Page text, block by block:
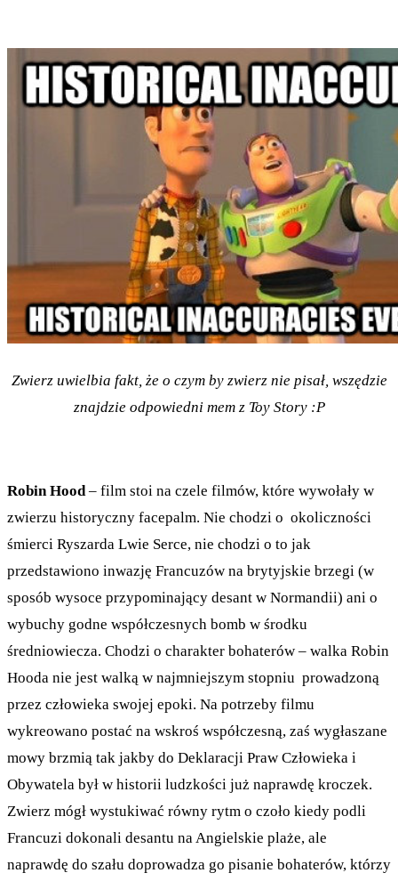
Zwierz uwielbia fakt, że o czym by zwierz nie pisał, wszędzie
znajdzie odpowiedni mem z Toy Story :P
Robin Hood– film stoi na czele filmów, które wywołały w
zwierzu historyczny facepalm. Nie chodzi o okoliczności
śmierci Ryszarda Lwie Serce, nie chodzi o to jak
przedstawiono inwazję Francuzów na brytyjskie brzegi (w
sposób wysoce przypominający desant w Normandii) ani o
wybuchy godne współczesnych bomb w środku
średniowiecza. Chodzi o charakter bohaterów – walka Robin
Hooda nie jest walką w najmniejszym stopniu prowadzoną
przez człowieka swojej epoki. Na potrzeby filmu
wykreowano postać na wskroś współczesną, zaś wygłaszane
mowy brzmią tak jakby do Deklaracji Praw Człowieka i
Obywatela był w historii ludzkości już naprawdę kroczek.
Zwierz mógł wystukiwać równy rytm o czoło kiedy podli
Francuzi dokonali desantu na Angielskie plaże, ale
naprawdę do szału doprowadza go pisanie bohaterów, którzy